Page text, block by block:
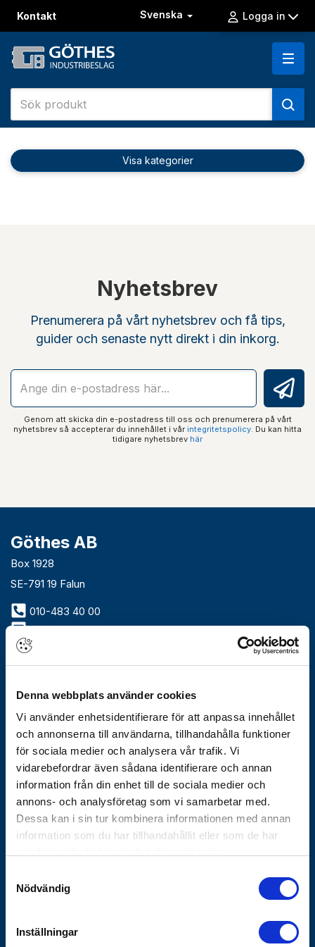
Denna webbplats använder cookies
Vi använder enhetsidentifierare för att anpassa innehållet
och annonserna till användarna, tillhandahålla funktioner
för sociala medier och analysera vår trafik. Vi
vidarebefordrar även sådana identifierare och annan
information från din enhet till de sociala medier och
annons- och analysföretag som vi samarbetar med.
Dessa kan i sin tur kombinera informationen med annan
information som du har tillhandahållit eller som de har
Nödvändig
Inställningar
Kontakt Svenska Logga in
Visa kategorier
Nyhetsbrev
Prenumerera på vårt nyhetsbrev och få tips,
guider och senaste nytt direkt i din inkorg.
Genom att skicka din e-postadress till oss och prenumerera på vårt
nyhetsbrev så accepterar du innehållet i vår integritetspolicy. Du kan hitta
tidigare nyhetsbrev här
Göthes AB
Box 1928
SE-791 19 Falun
010-483 40 00
info@gothes.se
Vårt erbjudande
Historik
Nyhetsbrev
Varför Göthes
Våra varumärken
Koncernbolag
Försäljnings- och leveransvillkor